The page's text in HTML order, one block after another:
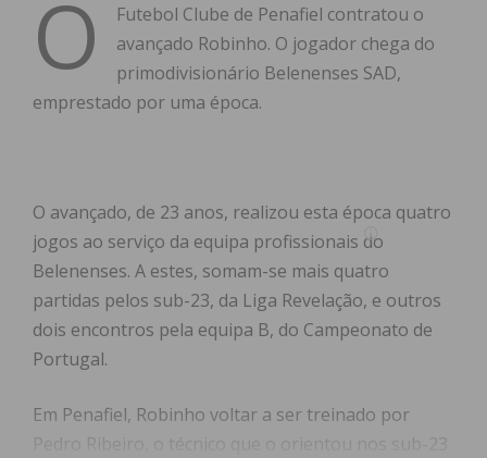
O
Futebol Clube de Penafiel contratou o
avançado Robinho. O jogador chega do
primodivisionário Belenenses SAD,
emprestado por uma época.
O avançado, de 23 anos, realizou esta época quatro
jogos ao serviço da equipa profissionais do
Belenenses. A estes, somam-se mais quatro
partidas pelos sub-23, da Liga Revelação, e outros
dois encontros pela equipa B, do Campeonato de
Portugal.
Em Penafiel, Robinho voltar a ser treinado por
Pedro Ribeiro, o técnico que o orientou nos sub-23